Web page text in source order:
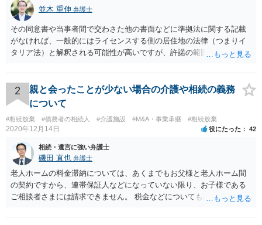
並木 重伸 弁護士
その同意書や当事者間で交わさた他の書面などに準拠法に関する記載
がなければ、一般的にはライセンスする側の居住地の法律（つまりイ
タリア法）と解釈される可能性が高いですが、許諾の範囲が日本国内
あります。 なお、仮に日本法になるとしても、新しい会社との間で契
約が有効かどうかは、ライセンスされた権利の種類（著作権、商標
権、特許権など）や契約の時期などを見て判断する必要があります。
いずれにせよ具体的事情が分からないと確定的な回答は難しいと思わ
れますので、弁護士に直接相談されることをお勧めします。
2
親と会ったことが少ない場合の介護や相続の義務
について
#相続放棄 #債務者の相続人 #介護施設 #M&A・事業承継 #相続放棄
2020年12月14日 役にたった 42
相続・遺言に強い弁護士
磯田 直也 弁護士
老人ホームの料金滞納については、あくまでもお父様と老人ホーム間
の契約ですから、連帯保証人などになっていない限り、お子様である
ご相談者さまには請求できません。 税金などについても滞納している
護受給の際に扶養できないかという連絡が役所から来ますが、できな